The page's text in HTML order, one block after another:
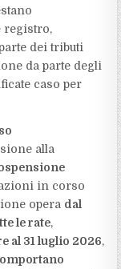
registro,
dei tributi
da parte degli
caso per
alla
in corso
opera dal
le rate,
al 31 luglio 2026,